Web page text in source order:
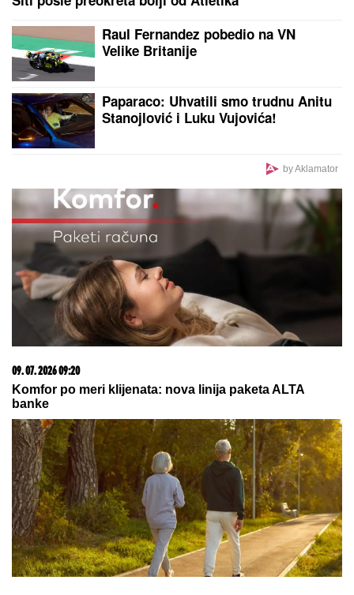
Raul Fernandez pobedio na VN
Velike Britanije
Paparaco: Uhvatili smo trudnu Anitu
Stanojlović i Luku Vujovića!
by Aklamator
09. 07. 2026 09:20
Komfor po meri klijenata: nova linija paketa ALTA
banke